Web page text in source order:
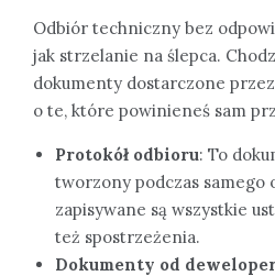
Odbiór techniczny bez
jak strzelanie na ślepca.
dokumenty dostarczone
o te, które powinieneś sam
Protokół odbioru: To
tworzony podczas samego
zapisywane są wszystkie
też spostrzeżenia.
Dokumenty od